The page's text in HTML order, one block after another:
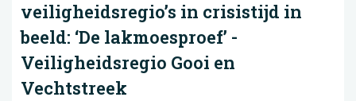
veiligheidsregio’s in crisistijd in
beeld: ‘De lakmoesproef’ -
Veiligheidsregio Gooi en
Vechtstreek